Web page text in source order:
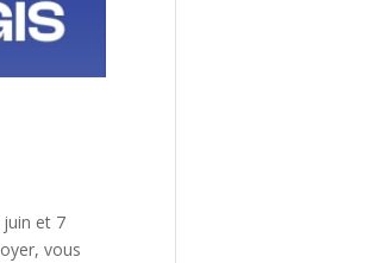
juin et 7
vous